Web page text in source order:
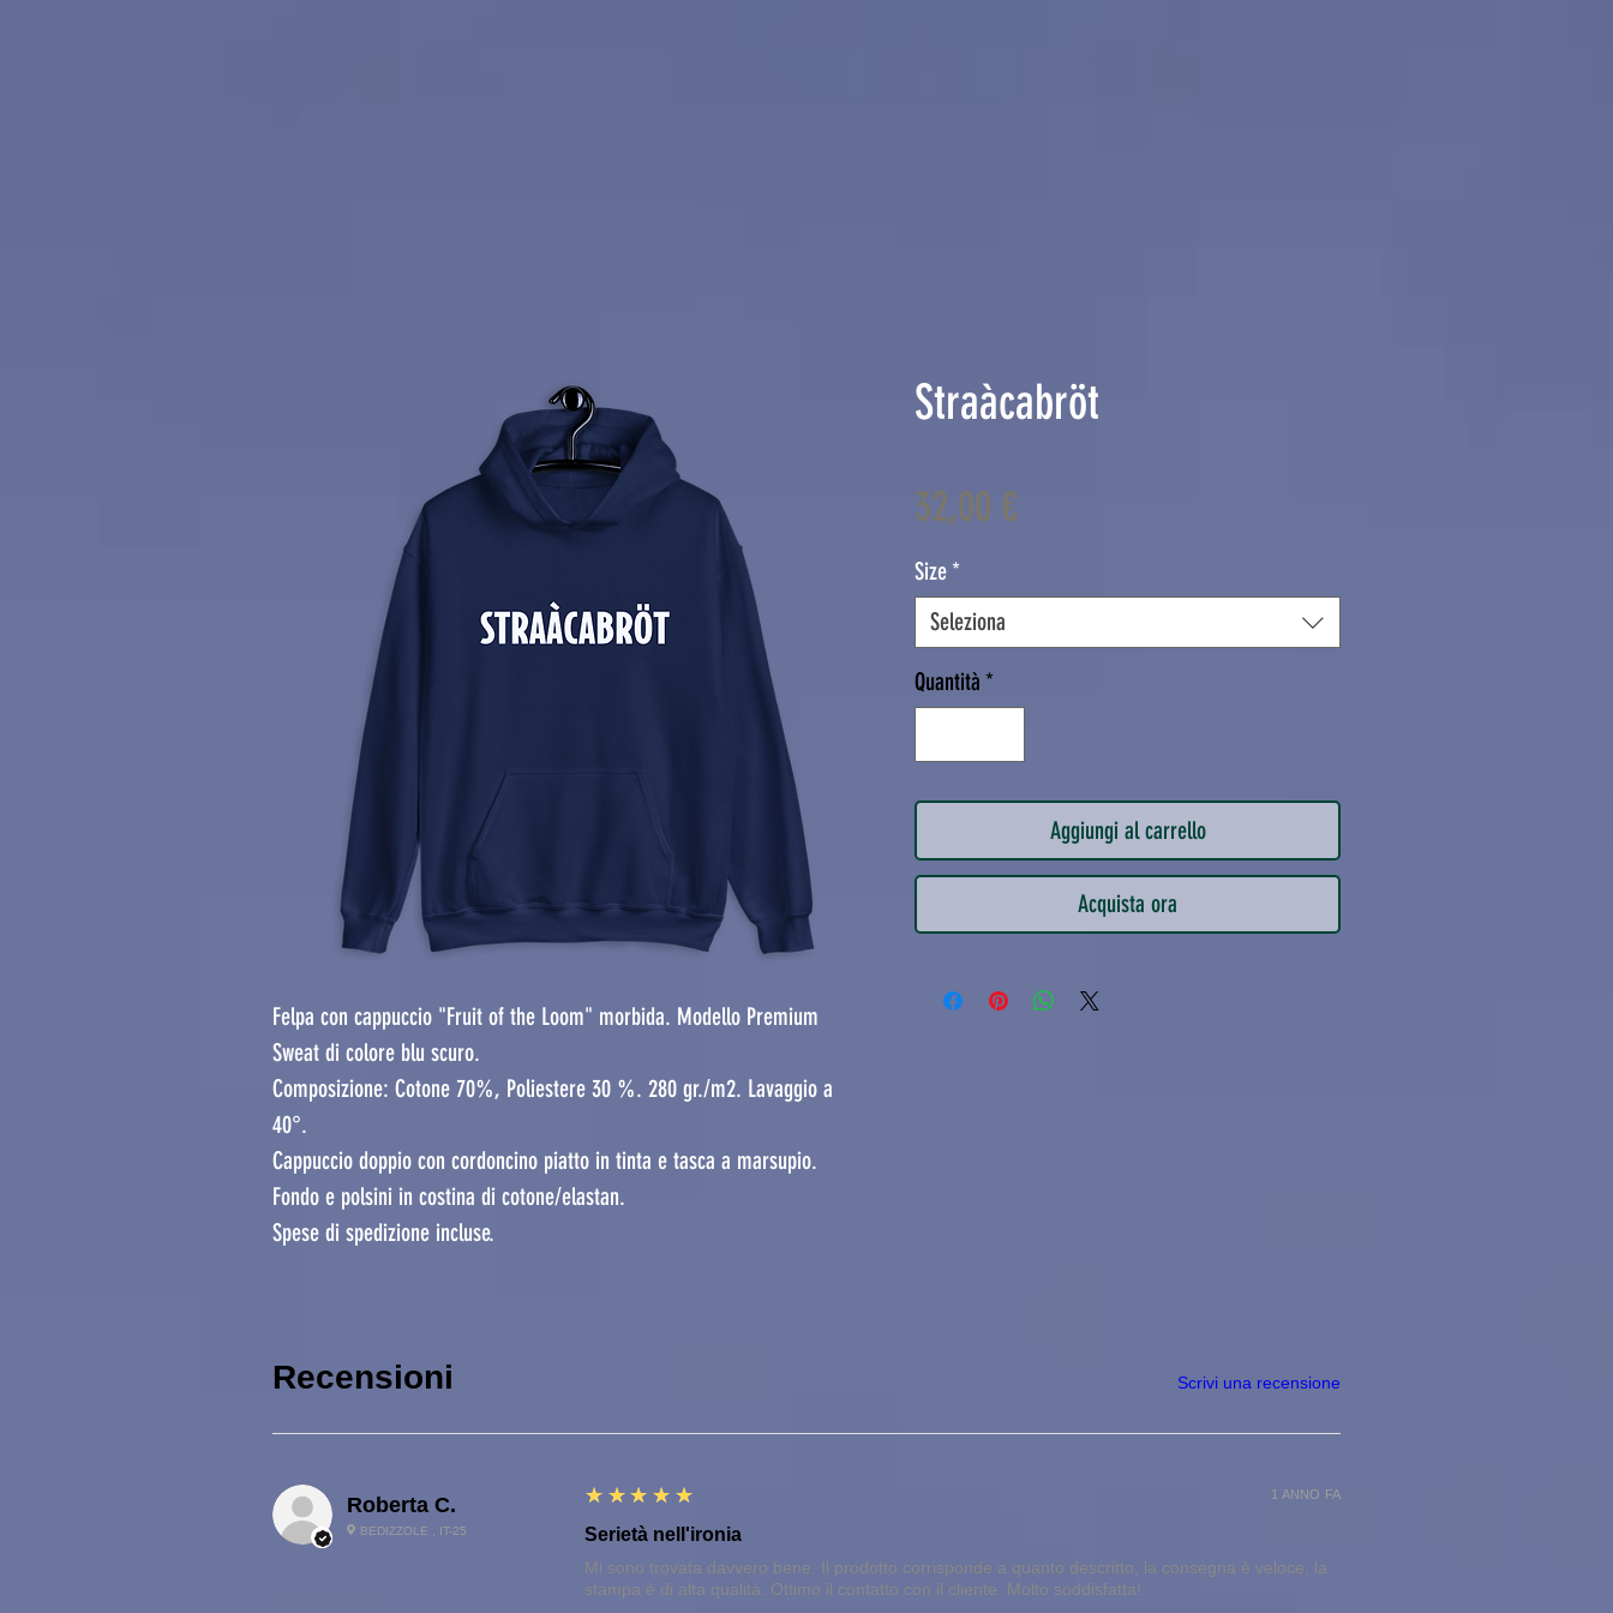
Felpa con cappuccio "Fruit of the Loom" morbida. Modello Premium
Sweat di colore blu scuro.
Composizione: Cotone 70%, Poliestere 30 %. 280 gr./m2. Lavaggio a
40°.
Cappuccio doppio con cordoncino piatto in tinta e tasca a marsupio.
Fondo e polsini in costina di cotone/elastan.
Spese di spedizione incluse.
Straàcabröt
32,00 €Prezzo
Size *
Seleziona
Quantità *
Aggiungi al carrello
Acquista ora
Recensioni Scrivi una recensione
Roberta C.
BEDIZZOLE , IT-25
5
★★★★★
Serietà nell'ironia
Mi sono trovata davvero bene. Il prodotto corrisponde a quanto descritto, la consegna è veloce, la
stampa è di alta qualità. Ottimo il contatto con il cliente. Molto soddisfatta!
1 ANNO FA